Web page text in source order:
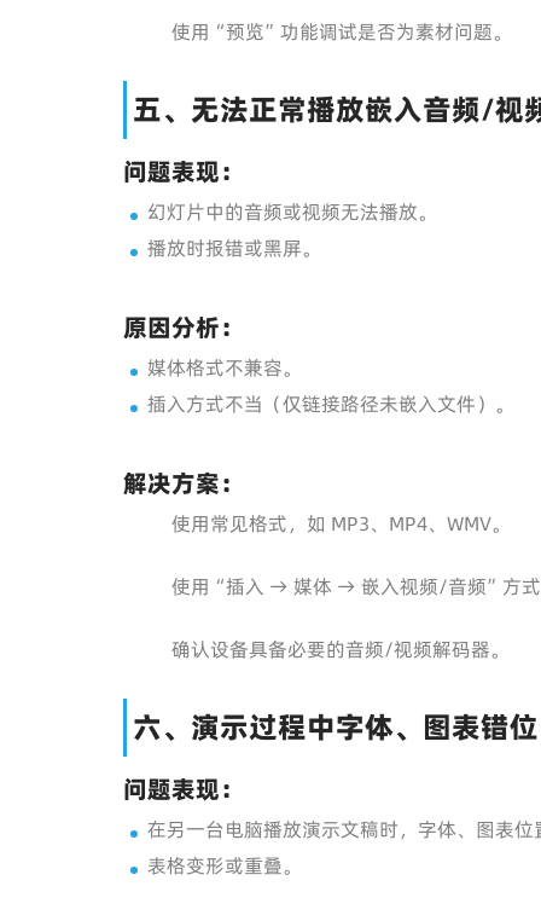
使用“预览”功能调试是否为素材问题。
五、无法正常播放嵌入音频/视
问题表现：
幻灯片中的音频或视频无法播放。
播放时报错或黑屏。
原因分析：
媒体格式不兼容。
插入方式不当（仅链接路径未嵌入文件）。
解决方案：
使用常见格式，如 MP3、MP4、WMV。
使用“插入 → 媒体 → 嵌入视频/音频”方式
确认设备具备必要的音频/视频解码器。
六、演示过程中字体、图表错位
问题表现：
在另一台电脑播放演示文稿时，字体、图表位
表格变形或重叠。